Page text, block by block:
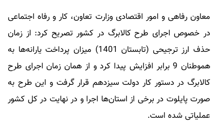
معاون رفاهی و امور اقتصادی وزارت تعاون، کار و رفاه اجتماعی
در خصوص اجرای طرح کالابرگ در کشور تصریح کرد‌: از زمان
حذف ارز ترجیحی (تابستان 1401) میزان پرداخت یارانه‌ها به
هموطنان 9 برابر افزایش پیدا کرد و از همان زمان اجرای طرح
کالابرگ در دستور کار دولت سیزدهم قرار گرفت و این طرح به
صورت پایلوت در برخی از استان‌ها اجرا و در نهایت در کل کشور
عملیاتی شده است.